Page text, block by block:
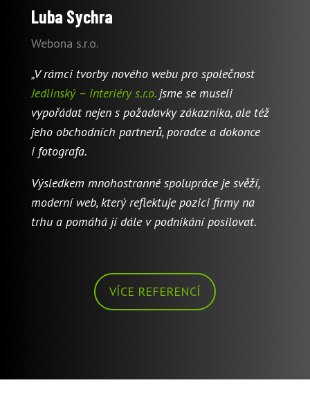
Luba Sychra
Webona s.r.o.
„V rámci tvorby nového webu pro společnost
Jedlinský – interiéry s.r.o.jsme se museli
vypořádat nejen s požadavky zákazníka, ale též
jeho obchodních partnerů, poradce a dokonce
i fotografa.
Výsledkem mnohostranné spolupráce je svěží,
moderní web, který reflektuje pozici firmy na
trhu a pomáhá jí dále v podnikání posilovat.
VÍCE REFERENCÍ